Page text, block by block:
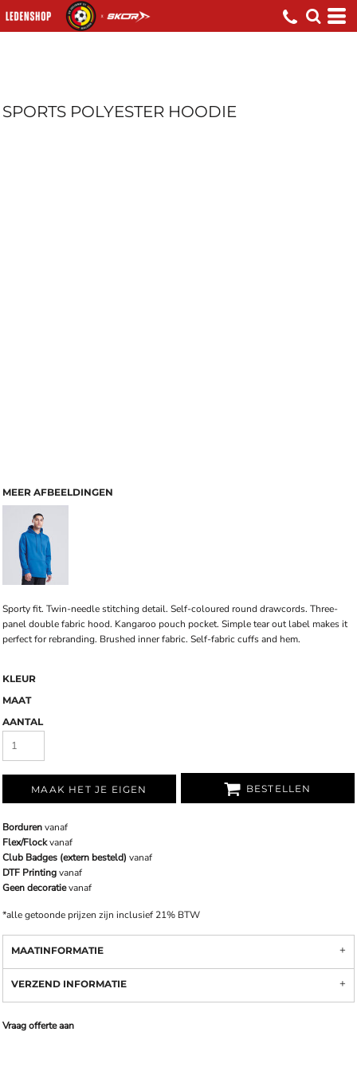
SPORTS POLYESTER HOODIE
MEER AFBEELDINGEN
Sporty fit. Twin-needle stitching detail. Self-coloured round drawcords. Three-
panel double fabric hood. Kangaroo pouch pocket. Simple tear out label makes it
perfect for rebranding. Brushed inner fabric. Self-fabric cuffs and hem.
KLEUR
MAAT
AANTAL
MAAK HET JE EIGEN BESTELLEN
Bordurenvanaf
Flex/Flockvanaf
Club Badges (extern besteld) vanaf
DTF Printingvanaf
Geen decoratievanaf
*alle getoonde prijzen zijn inclusief 21% BTW
MAATINFORMATIE
VERZEND INFORMATIE
Vraag offerte aan